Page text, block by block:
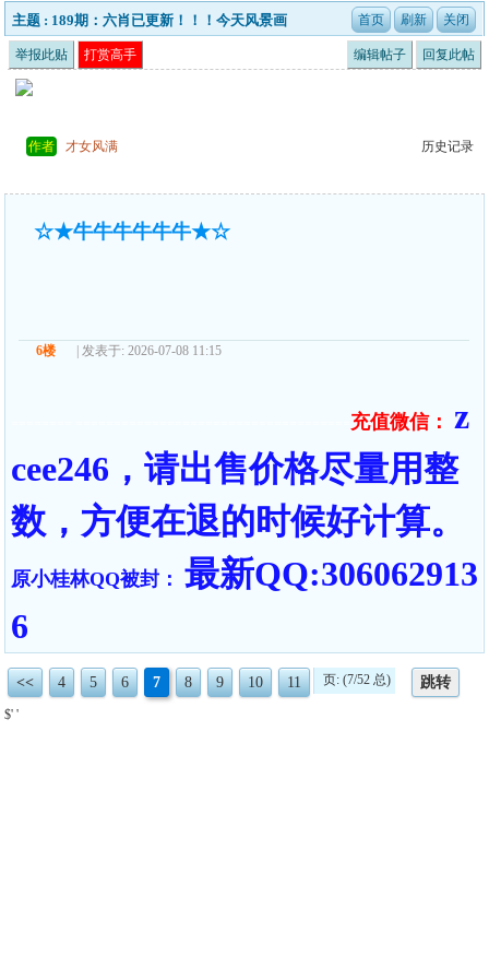
主题 : 189期：六肖已更新！！！今天风景画
举报此贴 打赏高手 编辑帖子 回复此帖
作者 才女风满 历史记录
☆★牛牛牛牛牛牛★☆
6楼 | 发表于: 2026-07-08 11:15
充值微信：
z
cee246，请出售价格尽量用整
数，方便在退的时候好计算。
原小桂林QQ被封： 最新QQ:306062913
6
<< 4 5 6 7 8 9 10 11 页: (7/52 总) 跳转
$' '